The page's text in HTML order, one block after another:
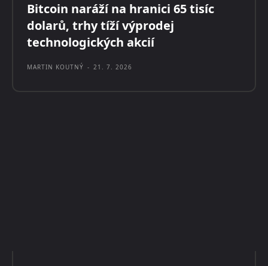
Bitcoin naráží na hranici 65 tisíc
dolarů, trhy tíží výprodej
technologických akcií
MARTIN KOUTNÝ - 21. 7. 2026